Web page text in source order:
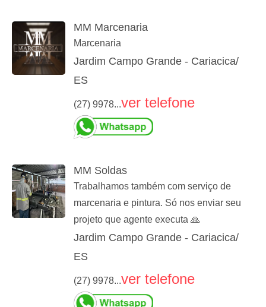
MM Marcenaria
Marcenaria
Jardim Campo Grande - Cariacica/
ES
(27) 9978...ver telefone
MM Soldas
Trabalhamos também com serviço de
marcenaria e pintura. Só nos enviar seu
projeto que agente executa 🙏
Jardim Campo Grande - Cariacica/
ES
(27) 9978...ver telefone